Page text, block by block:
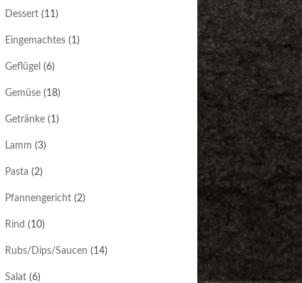
Dessert (11)
Eingemachtes (1)
Geflügel (6)
Gemüse (18)
Getränke (1)
Lamm (3)
Pasta (2)
Pfannengericht (2)
Rind (10)
Rubs/Dips/Saucen (14)
Salat (6)